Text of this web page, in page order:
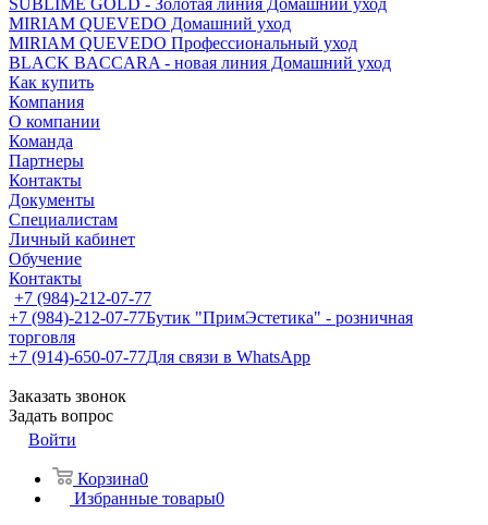
SUBLIME GOLD - Золотая линия Домашний уход
MIRIAM QUEVEDO Домашний уход
MIRIAM QUEVEDO Профессиональный уход
BLACK BACCARA - новая линия Домашний уход
Как купить
Компания
О компании
Команда
Партнеры
Контакты
Документы
Специалистам
Личный кабинет
Обучение
Контакты
+7 (984)-212-07-77
+7 (984)-212-07-77Бутик "ПримЭстетика" - розничная
торговля
+7 (914)-650-07-77Для связи в WhatsApp
Заказать звонок
Задать вопрос
Войти
Корзина0
Избранные товары0